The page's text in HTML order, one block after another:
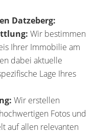
Datzeberg:
Wir bestimmen
Ihrer Immobilie am
dabei aktuelle
Lage Ihres
Wir erstellen
Fotos und
auf allen relevanten